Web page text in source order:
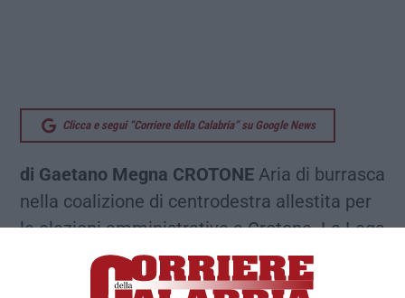
Clicca e segui “Corriere della Calabria” su Google News
di Gaetano Megna CROTONE Aria di burrasca
nella coalizione di centrodestra allestita per
le elezioni amministrative a Crotone. La Lega
potrebbe addirittura correre da sola se il
parlamentare azzurro Sergio Torromino non